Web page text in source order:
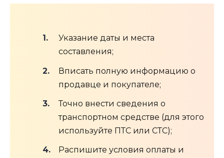
Указание даты и места
составления;
Вписать полную информацию о
продавце и покупателе;
Точно внести сведения о
транспортном средстве (для этого
используйте ПТС или СТС);
Распишите условия оплаты и